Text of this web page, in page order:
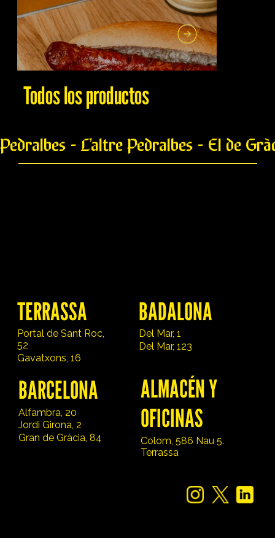
Todos los productos
Pedralbes - L’altre Pedralbes - El de
TERRASSA
Portal de Sant Roc,
52
Gavatxons, 16
BADALONA
Del Mar, 1
Del Mar, 123
BARCELONA
Alfambra, 20
Jordi Girona, 2
Gran de Gràcia, 84
ALMACÉN Y
OFICINAS
Colom, 586 Nau 5.
Terrassa